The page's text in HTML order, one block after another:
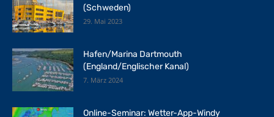
(Schweden)
29. Mai 2023
Hafen/Marina Dartmouth
(England/Englischer Kanal)
7. März 2024
Online-Seminar: Wetter-App-Windy